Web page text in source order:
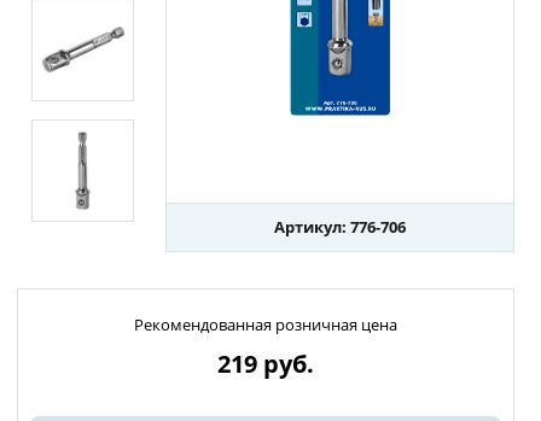
Артикул: 776-706
Рекомендованная розничная цена
219 руб.